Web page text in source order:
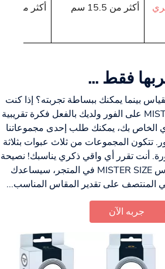
أكثر من 15.5 سم أكثر من 4.93 سم
فقط ...
بينما يمكنك ببساطة تجربته؟ إذا كنت
ترغب في تجربة MISTER SIZE على الفور ولديك بالفعل فكرة تقريبية
الخاص بك، يمكنك طلب إحدى مجموعاتنا
تتكون المجموعات من ثلاث عبوات بثلاثة
أنت تقرر أي واقي ذكري يناسبك! نصيحة
صغيرة: إذا صادفت مقاس MISTER SIZE في المتجر، سيساعدك
المنتصف على تقدير المقاس المناسب...
جربه الآن